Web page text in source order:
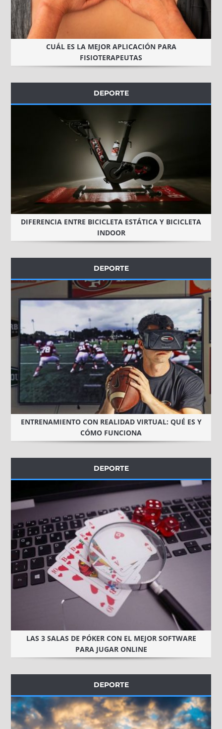
CUÁL ES LA MEJOR APLICACIÓN PARA
FISIOTERAPEUTAS
DEPORTE
DIFERENCIA ENTRE BICICLETA ESTÁTICA Y BICICLETA
INDOOR
DEPORTE
ENTRENAMIENTO CON REALIDAD VIRTUAL: QUÉ ES Y
CÓMO FUNCIONA
DEPORTE
LAS 3 SALAS DE PÓKER CON EL MEJOR SOFTWARE
PARA JUGAR ONLINE
DEPORTE